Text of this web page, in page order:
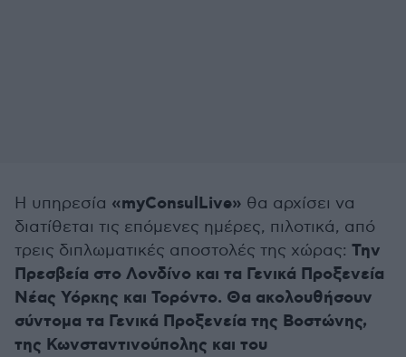
Η υπηρεσία «myConsulLive» θα αρχίσει να
διατίθεται τις επόμενες ημέρες, πιλοτικά, από
τρεις διπλωματικές αποστολές της χώρας: Την
Πρεσβεία στο Λονδίνο και τα Γενικά Προξενεία
Νέας Υόρκης και Τορόντο. Θα ακολουθήσουν
σύντομα τα Γενικά Προξενεία της Βοστώνης,
της Κωνσταντινούπολης και του